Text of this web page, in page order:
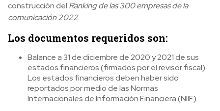
construcción del Ranking de las 300 empresas de la
comunicación 2022.
Los documentos requeridos son:
Balance a 31 de diciembre de 2020 y 2021 de sus
estados financieros (firmados por el revisor fiscal).
Los estados financieros deben haber sido
reportados por medio de las Normas
Internacionales de Información Financiera (NIIF).